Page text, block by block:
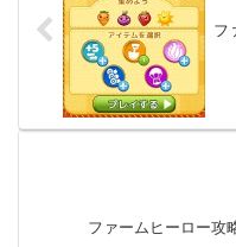
フ
ファームヒーロー攻